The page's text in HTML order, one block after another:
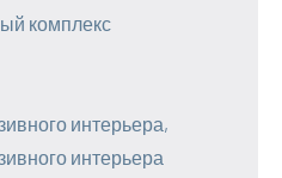
комплекс
интерьера,
интерьера